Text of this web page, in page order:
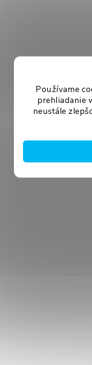
Používame
prehliadanie
neustále